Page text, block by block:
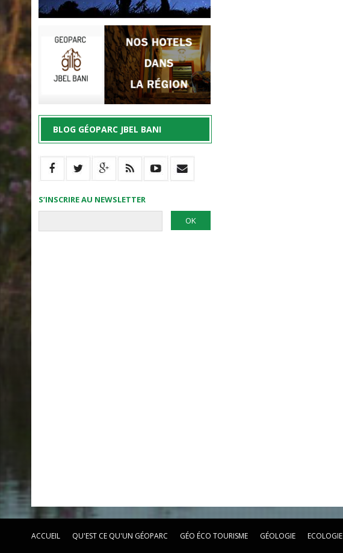
BLOG GÉOPARC JBEL BANI
S’INSCRIRE AU NEWSLETTER
ACCUEIL QU'EST CE QU'UN GÉOPARC GÉO ÉCO TOURISME GÉOLOGIE ECOLOGIE